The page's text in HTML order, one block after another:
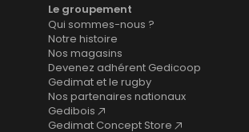
Le groupement
Qui sommes-nous ?
Notre histoire
Nos magasins
Devenez adhérent Gedicoop
Gedimat et le rugby
Nos partenaires nationaux
Gedibois
Gedimat Concept Store